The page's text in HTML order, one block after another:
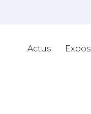
Actus Expos